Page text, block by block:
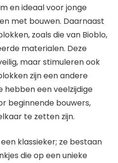
en ideaal voor jonge
met bouwen. Daarnaast
zoals die van Bioblo,
materialen. Deze
maar stimuleren ook
zijn een andere
hebben een veelzijdige
beginnende bouwers,
te zetten zijn.
klassieker; ze bestaan
die op een unieke